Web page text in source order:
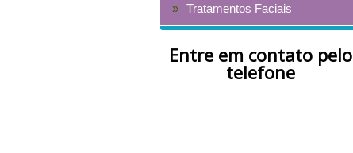
Tratamentos Faciais
Entre em contato pelo
telefone